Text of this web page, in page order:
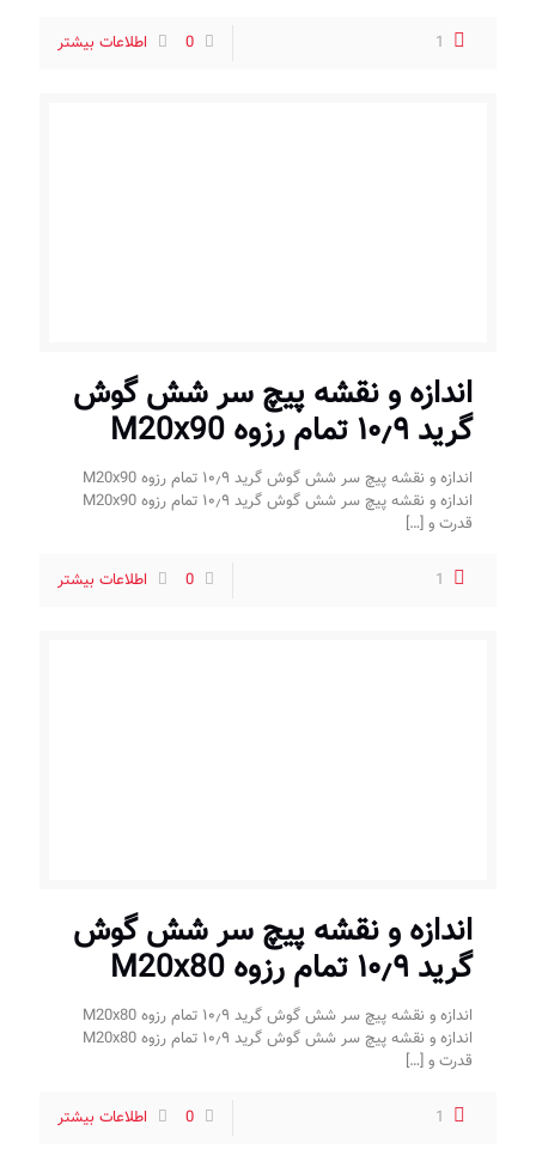
1
0 اطلاعات بیشتر
اندازه و نقشه پیچ سر شش گوش
گرید ۱۰٫۹ تمام رزوه M20x90
اندازه و نقشه پیچ سر شش گوش گرید ۱۰٫۹ تمام رزوه M20x90
اندازه و نقشه پیچ سر شش گوش گرید ۱۰٫۹ تمام رزوه M20x90
قدرت و […]
1
0 اطلاعات بیشتر
اندازه و نقشه پیچ سر شش گوش
گرید ۱۰٫۹ تمام رزوه M20x80
اندازه و نقشه پیچ سر شش گوش گرید ۱۰٫۹ تمام رزوه M20x80
اندازه و نقشه پیچ سر شش گوش گرید ۱۰٫۹ تمام رزوه M20x80
قدرت و […]
1
0 اطلاعات بیشتر